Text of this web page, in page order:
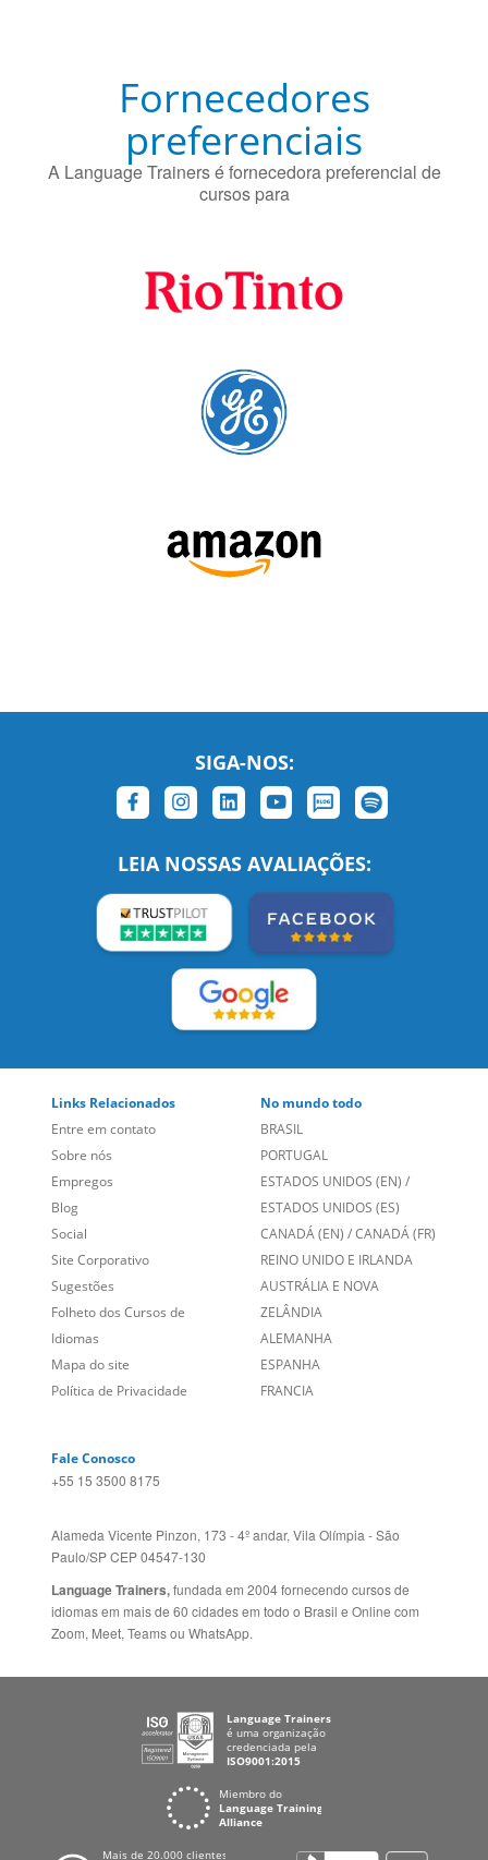
preferenciais
A Language Trainers é fornecedora preferencial de
cursos para
SIGA-NOS:
LEIA NOSSAS AVALIAÇÕES:
Sobre nós
Empregos
Blog
Social
Site Corporativo
Sugestões
Folheto dos Cursos de
Idiomas
Mapa do site
Política de Privacidade
PORTUGAL
ESTADOS UNIDOS (EN)
ESTADOS UNIDOS (ES)
CANADÁ (EN)/CANADÁ (FR)
REINO UNIDO E IRLANDA
AUSTRÁLIA E NOVA
ZELÂNDIA
ALEMANHA
ESPANHA
FRANCIA
Alameda Vicente Pinzon, 173 - 4º andar, Vila Olímpia - São
Language Trainers,fundada em 2004 fornecendo cursos de
idiomas em mais de 60 cidades em todo o Brasil e Online com